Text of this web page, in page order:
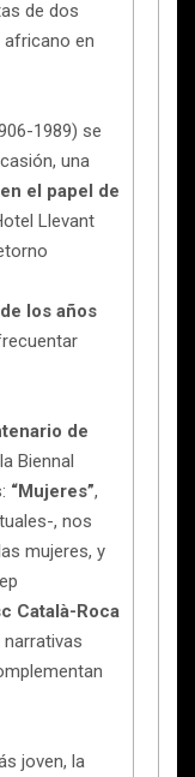
de dos
africano en
1989) se
una
el papel de
Llevant
los años
de
Biennal
“Mujeres”,
, nos
mujeres, y
Català-Roca
joven, la